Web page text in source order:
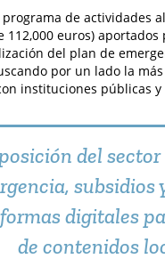
de actividades
euros)
del plan de
por un lado la
instituciones públicas y
del
subsidios
digitales
de contenidos